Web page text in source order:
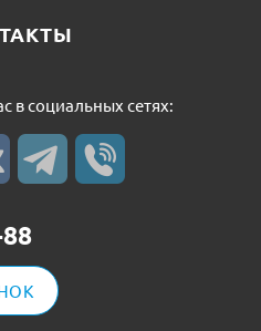
в социальных сетях: